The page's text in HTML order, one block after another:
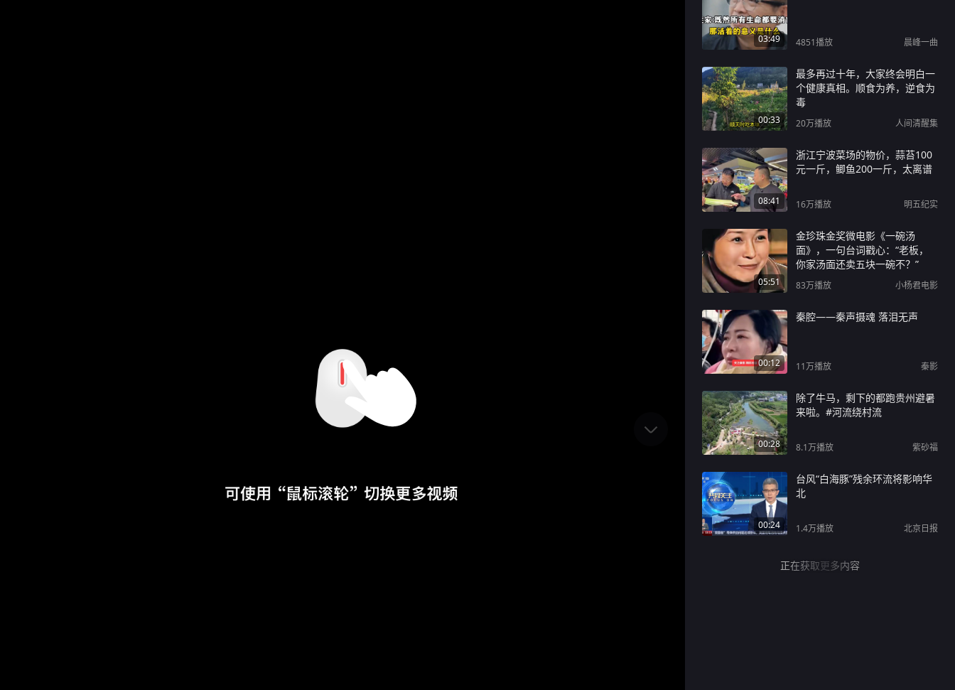
03:49 4851播放 晨峰一曲
00:33
最多再过十年，大家终会明白一
个健康真相。顺食为养，逆食为
毒
20万播放 人间清醒集
08:41
浙江宁波菜场的物价，蒜苔100
元一斤，鲫鱼200一斤，太离谱
16万播放 明五纪实
05:51
金珍珠金奖微电影《一碗汤
面》，一句台词戳心：“老板，
你家汤面还卖五块一碗不？”
83万播放 小杨君电影
00:12
秦腔——秦声摄魂 落泪无声
11万播放 秦影
00:28
除了牛马，剩下的都跑贵州避暑
来啦。#河流绕村流
8.1万播放 紫砂福
00:24
台风“白海豚”残余环流将影响华
北
1.4万播放 北京日报
正在获取更多内容